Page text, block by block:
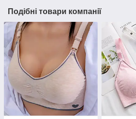
Подібні товари компанії